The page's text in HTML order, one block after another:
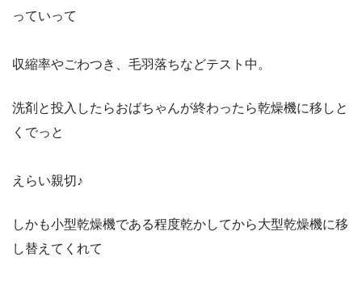
っていって
収縮率やごわつき、毛羽落ちなどテスト中。
洗剤と投入したらおばちゃんが終わったら乾燥機に移しと
くでっと
えらい親切♪
しかも小型乾燥機である程度乾かしてから大型乾燥機に移
し替えてくれて